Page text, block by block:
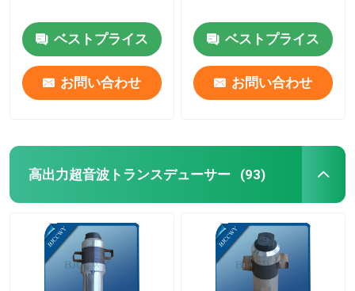
ベストプライス
お問い合わせ
ベストプライス
お問い合わせ
高出力超音波トランスデューサー (93)